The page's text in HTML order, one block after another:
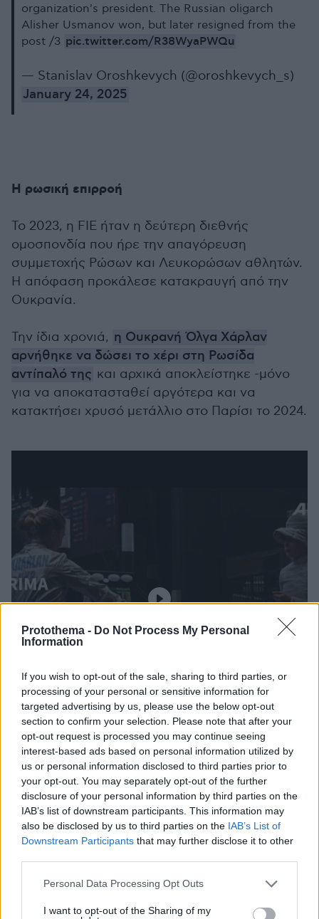
Protothema - Do Not Process My Personal
Information
If you wish to opt-out of the sale, sharing to third parties, or
processing of your personal or sensitive information for
targeted advertising by us, please use the below opt-out
section to confirm your selection. Please note that after your
opt-out request is processed you may continue seeing
interest-based ads based on personal information utilized by
us or personal information disclosed to third parties prior to
your opt-out. You may separately opt-out of the further
disclosure of your personal information by third parties on the
IAB’s list of downstream participants. This information may
also be disclosed by us to third parties on the IAB’s List of
Downstream Participants that may further disclose it to other
Please note that this website/app uses one or more Google
not limited to your visit or usage behaviour. You may click to
Personal Data Processing Opt Outs
I want to opt-out of the Sharing of my
organization's president. The Russian oligarch
Alisher Usmanov won, but later resigned from the
post /3 pic.twitter.com/R38WyaPWQu
— Stanislav Oroshkevych (@oroshkevych_s)
January 24, 2025
Η ρωσική επιρροή
Το 2023, η FIE ήταν η δεύτερη διεθνής
ομοσπονδία που ήρε την απαγόρευση
συμμετοχής Ρώσων και Λευκορώσων αθλητών.
Η απόφαση προκάλεσε κατακραυγή από την
Ουκρανία.
Την ίδια χρονιά, η Ουκρανή Όλγα Χάρλαν
αρνήθηκε να δώσει το χέρι στη Ρωσίδα
αντίπαλό της και αρχικά αποκλείστηκε -μόνο
για να αποκατασταθεί αργότερα και να
κατακτήσει χρυσό μετάλλιο στο Παρίσι το 2024.
Και μετά τον Ουσμάνοφ;
Παρά την κυριαρχία του, η FIE βρίσκεται χωρίς
χορηγούς. Αν βρεθεί εκτός Ολυμπιακών
Αγώνων, το άθλημα κινδυνεύει με αφανισμό.